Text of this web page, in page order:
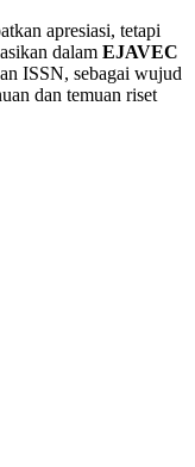
apresiasi, tetapi
dalam EJAVEC
ISSN, sebagai wujud
dan temuan riset